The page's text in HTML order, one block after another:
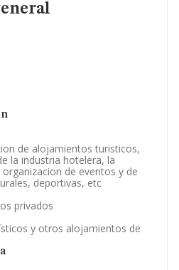
de alojamientos turisticos,
la industria hotelera, la
de eventos y de
deportivas, etc
privados
y otros alojamientos de